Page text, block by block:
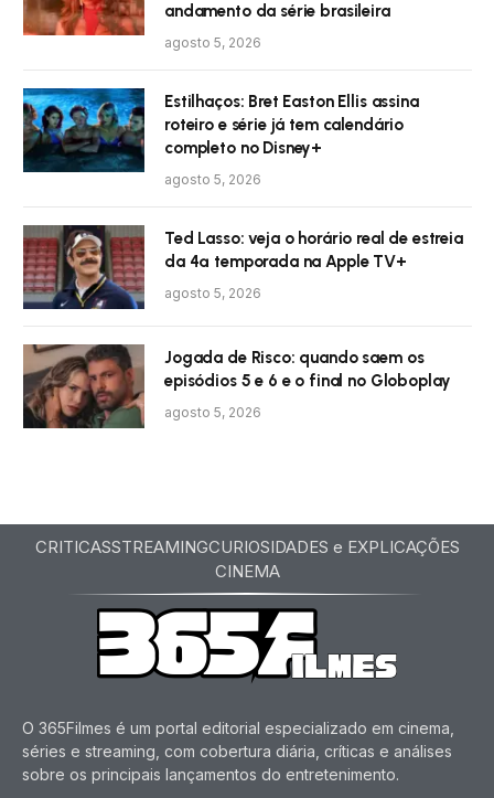
andamento da série brasileira
agosto 5, 2026
Estilhaços: Bret Easton Ellis assina
roteiro e série já tem calendário
completo no Disney+
agosto 5, 2026
Ted Lasso: veja o horário real de estreia
da 4ª temporada na Apple TV+
agosto 5, 2026
Jogada de Risco: quando saem os
episódios 5 e 6 e o final no Globoplay
agosto 5, 2026
CRITICASSTREAMINGCURIOSIDADES e EXPLICAÇÕES
CINEMA
O 365Filmes é um portal editorial especializado em cinema,
séries e streaming, com cobertura diária, críticas e análises
sobre os principais lançamentos do entretenimento.